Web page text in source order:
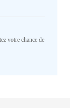
votre chance de